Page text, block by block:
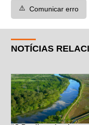
⚠️ Comunicar erro
NOTÍCIAS